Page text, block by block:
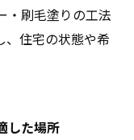
・刷毛塗りの工法
、住宅の状態や希
した場所